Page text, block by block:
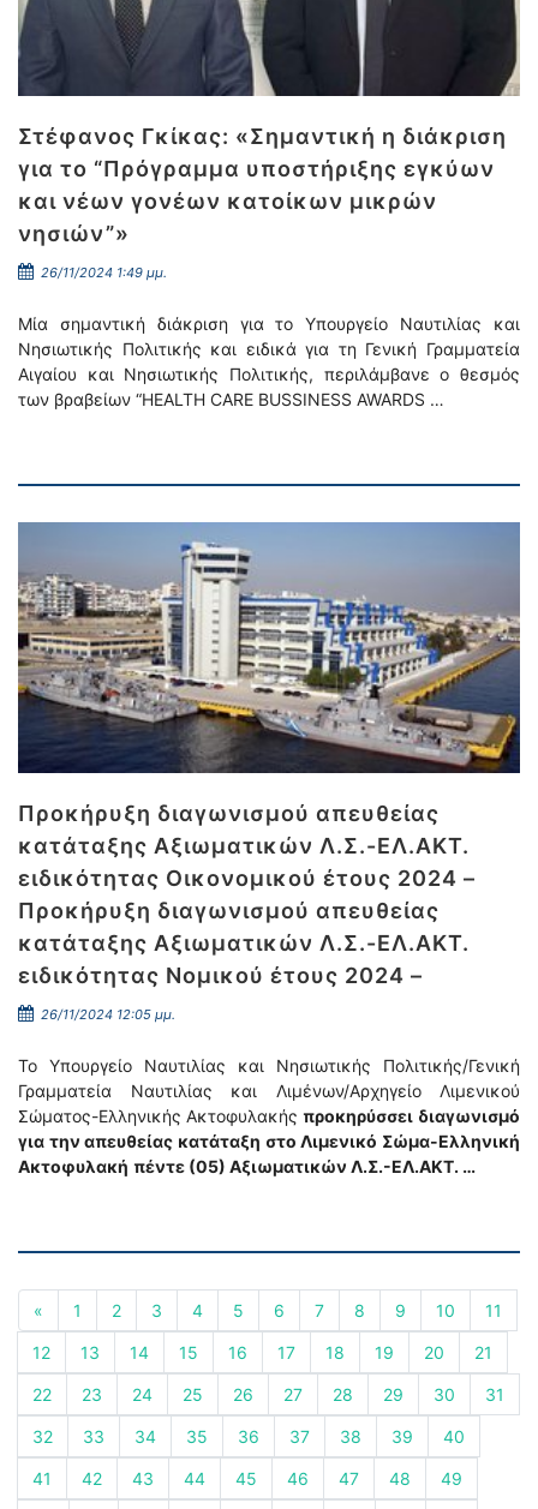
Στέφανος Γκίκας: «Σημαντική η διάκριση
για το “Πρόγραμμα υποστήριξης εγκύων
και νέων γονέων κατοίκων μικρών
νησιών”»
26/11/2024 1:49 μμ.
Μία σημαντική διάκριση για το Υπουργείο Ναυτιλίας και
Νησιωτικής Πολιτικής και ειδικά για τη Γενική Γραμματεία
Αιγαίου και Νησιωτικής Πολιτικής, περιλάμβανε ο θεσμός
των βραβείων “HEALTH CARE BUSSINESS AWARDS …
Προκήρυξη διαγωνισμού απευθείας
κατάταξης Αξιωματικών Λ.Σ.-ΕΛ.ΑΚΤ.
ειδικότητας Οικονομικού έτους 2024 –
Προκήρυξη διαγωνισμού απευθείας
κατάταξης Αξιωματικών Λ.Σ.-ΕΛ.ΑΚΤ.
ειδικότητας Νομικού έτους 2024 –
26/11/2024 12:05 μμ.
Το Υπουργείο Ναυτιλίας και Νησιωτικής Πολιτικής/Γενική
Γραμματεία Ναυτιλίας και Λιμένων/Αρχηγείο Λιμενικού
Σώματος-Ελληνικής Ακτοφυλακής προκηρύσσει διαγωνισμό
για την απευθείας κατάταξη στο Λιμενικό Σώμα-Ελληνική
Ακτοφυλακή πέντε (05) Αξιωματικών Λ.Σ.-ΕΛ.ΑΚΤ. …
« 1 2 3 4 5 6 7 8 9 10 11
12 13 14 15 16 17 18 19 20 21
22 23 24 25 26 27 28 29 30 31
32 33 34 35 36 37 38 39 40
41 42 43 44 45 46 47 48 49